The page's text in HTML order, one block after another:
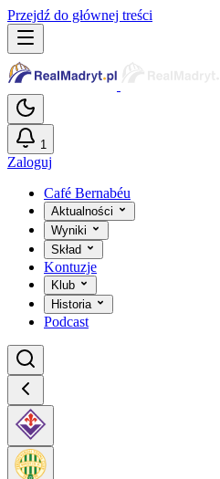
Przejdź do głównej treści
1
Zaloguj
Café Bernabéu
Aktualności
Wyniki
Skład
Kontuzje
Klub
Historia
Podcast